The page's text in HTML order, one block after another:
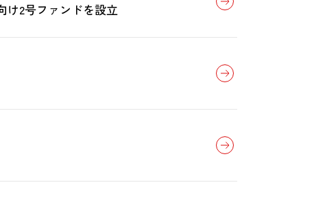
け2号ファンドを設立